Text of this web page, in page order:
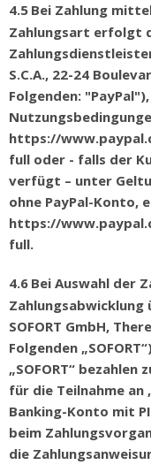
4.5 Bei Zahlung
Zahlungsart erfolgt
S.C.A., 22-24
Folgenden:
https://
full oder - falls der
verfügt – unter
ohne PayPal-Konto,
https://
full.
4.6 Bei Auswahl der
Zahlungsabwicklung
SOFORT GmbH,
Folgenden „SOFORT“
„SOFORT“ bezahlen
für die Teilnahme an
Banking-Konto mit
beim
die